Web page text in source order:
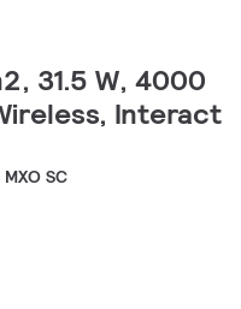
31.5 W, 4000
Interact
SC